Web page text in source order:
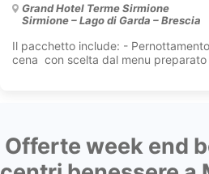
Grand Hotel Terme Sirmione
Sirmione – Lago di Garda – Brescia
Il pacchetto include: -
cena con scelta dal menu preparato
Offerte week end